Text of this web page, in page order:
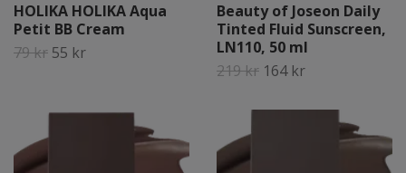
HOLIKA HOLIKA Aqua
Petit BB Cream
79 kr 55 kr
Beauty of Joseon Daily
Tinted Fluid Sunscreen,
LN110, 50 ml
219 kr 164 kr